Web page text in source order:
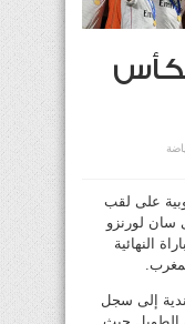
على لقب
سان لورنزو
النهائية
إلى سجل